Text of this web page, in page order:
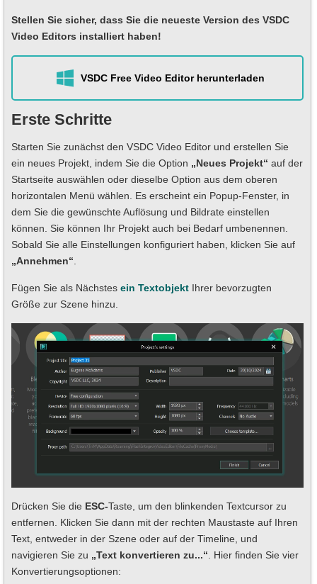
Stellen Sie sicher, dass Sie die neueste Version des VSDC
Video Editors installiert haben!
VSDC Free Video Editor herunterladen
Erste Schritte
Starten Sie zunächst den VSDC Video Editor und erstellen Sie
ein neues Projekt, indem Sie die Option „Neues Projekt“ auf der
Startseite auswählen oder dieselbe Option aus dem oberen
horizontalen Menü wählen. Es erscheint ein Popup-Fenster, in
dem Sie die gewünschte Auflösung und Bildrate einstellen
können. Sie können Ihr Projekt auch bei Bedarf umbenennen.
Sobald Sie alle Einstellungen konfiguriert haben, klicken Sie auf
„Annehmen“
Fügen Sie als Nächstes ein Textobjekt Ihrer bevorzugten
Größe zur Szene hinzu.
Drücken Sie die ESC-Taste, um den blinkenden Textcursor zu
entfernen. Klicken Sie dann mit der rechten Maustaste auf Ihren
Text, entweder in der Szene oder auf der Timeline, und
navigieren Sie zu „Text konvertieren zu...“ . Hier finden Sie vier
Konvertierungsoptionen: